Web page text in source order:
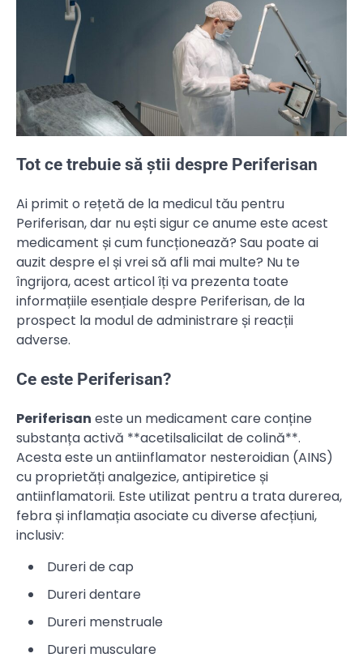
Tot ce trebuie să știi despre Periferisan
Ai primit o rețetă de la medicul tău pentru
Periferisan, dar nu ești sigur ce anume este acest
medicament și cum funcționează? Sau poate ai
auzit despre el și vrei să afli mai multe? Nu te
îngrijora, acest articol îți va prezenta toate
informațiile esențiale despre Periferisan, de la
prospect la modul de administrare și reacții
adverse.
Ce este Periferisan?
Periferisan este un medicament care conține
substanța activă **acetilsalicilat de colină**.
Acesta este un antiinflamator nesteroidian (AINS)
cu proprietăți analgezice, antipiretice și
antiinflamatorii. Este utilizat pentru a trata durerea,
febra și inflamația asociate cu diverse afecțiuni,
inclusiv:
Dureri de cap
Dureri dentare
Dureri menstruale
Dureri musculare